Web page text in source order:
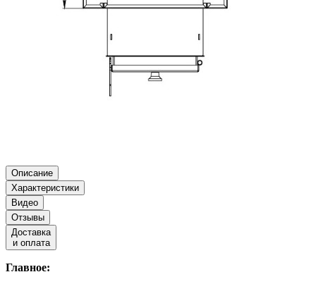
Описание
Характеристики
Видео
Отзывы
Доставка
и оплата
Главное: